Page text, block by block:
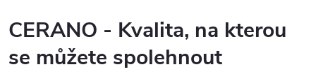
CERANO - Kvalita, na kterou
se můžete spolehnout